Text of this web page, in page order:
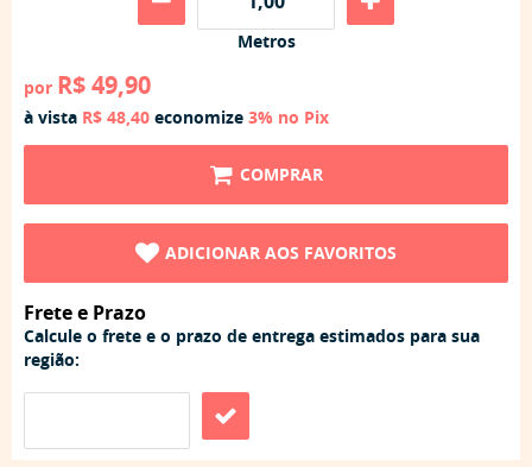
Metros
por R$ 49,90
à vista R$ 48,40 economize 3% no Pix
COMPRAR
ADICIONAR AOS FAVORITOS
Frete e Prazo
Calcule o frete e o prazo de entrega estimados para sua
região: